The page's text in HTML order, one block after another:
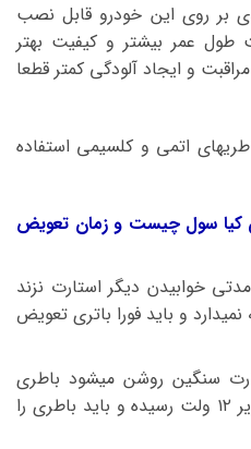
بر روی این خودرو قابل نصب
عمر بیشتر و کیفیت بهتر
و ایجاد آلودگی کمتر قطعا
اتمی و کلسیمی استفاده
کیا سول چیست و زمان تعویض
خوابیدن دیگر استارت نزند
و باید فورا باتری تعویض
سنگین روشن میشود باطری
ضعیف شده و ولتاژ باطری زیر ۱۲ ولت رسیده و باید باطری را